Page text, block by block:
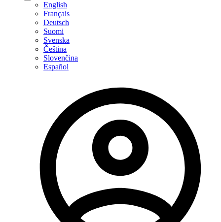
English
Français
Deutsch
Suomi
Svenska
Čeština
Slovenčina
Español